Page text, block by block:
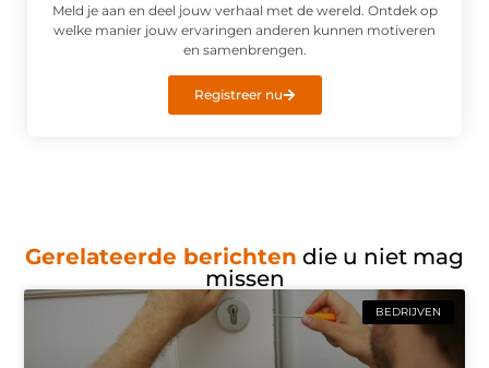
Meld je aan en deel jouw verhaal met de wereld. Ontdek op
welke manier jouw ervaringen anderen kunnen motiveren
en samenbrengen.
Registreer nu
Gerelateerde berichten die u niet mag
missen
BEDRIJVEN